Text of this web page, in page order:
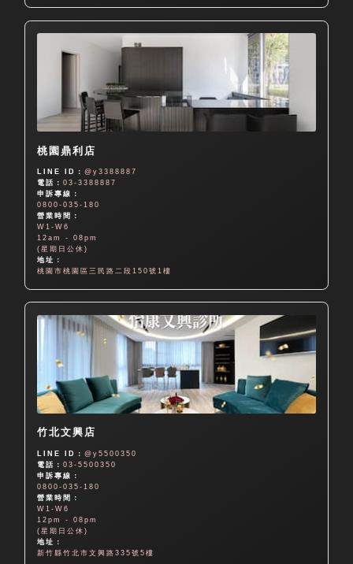
桃園鼎利店
LINE ID：@y3388887
電話：03-3388887
申訴專線：
0800-035-180
營業時間：
W1-W6
12am - 08pm
(星期日公休)
地址：
桃園市桃園區三民路二段150號1樓
竹北文興店
LINE ID：@y5500350
電話：03-5500350
申訴專線：
0800-035-180
營業時間：
W1-W6
12pm - 08pm
(星期日公休)
地址：
新竹縣竹北市文興路335號5樓